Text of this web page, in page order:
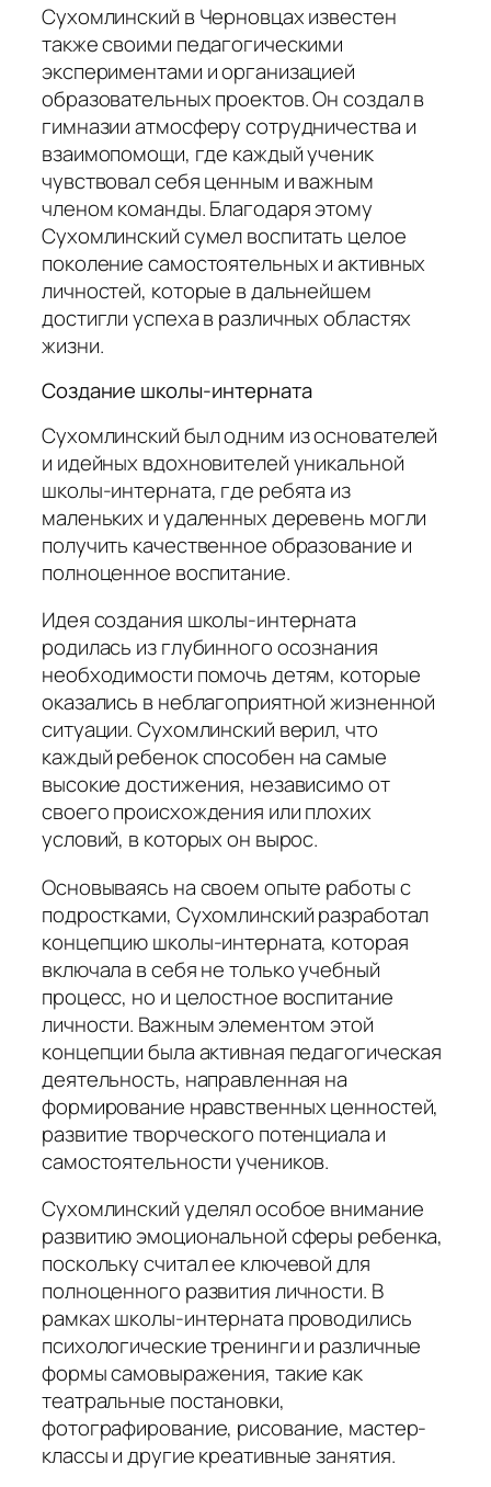
Сухомлинский в Черновцах известен
также своими педагогическими
экспериментами и организацией
образовательных проектов. Он создал в
гимназии атмосферу сотрудничества и
взаимопомощи, где каждый ученик
чувствовал себя ценным и важным
членом команды. Благодаря этому
Сухомлинский сумел воспитать целое
поколение самостоятельных и активных
личностей, которые в дальнейшем
достигли успеха в различных областях
жизни.
Создание школы-интерната
Сухомлинский был одним из основателей
и идейных вдохновителей уникальной
школы-интерната, где ребята из
маленьких и удаленных деревень могли
получить качественное образование и
полноценное воспитание.
Идея создания школы-интерната
родилась из глубинного осознания
необходимости помочь детям, которые
оказались в неблагоприятной жизненной
ситуации. Сухомлинский верил, что
каждый ребенок способен на самые
высокие достижения, независимо от
своего происхождения или плохих
условий, в которых он вырос.
Основываясь на своем опыте работы с
подростками, Сухомлинский разработал
концепцию школы-интерната, которая
включала в себя не только учебный
процесс, но и целостное воспитание
личности. Важным элементом этой
концепции была активная педагогическая
деятельность, направленная на
формирование нравственных ценностей,
развитие творческого потенциала и
самостоятельности учеников.
Сухомлинский уделял особое внимание
развитию эмоциональной сферы ребенка,
поскольку считал ее ключевой для
полноценного развития личности. В
рамках школы-интерната проводились
психологические тренинги и различные
формы самовыражения, такие как
театральные постановки,
фотографирование, рисование, мастер-
классы и другие креативные занятия.